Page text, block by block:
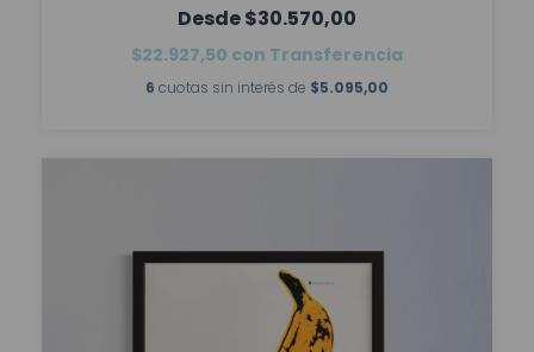
$30.570,00
$22.927,50 con Transferencia
6 cuotas sin interés de $5.095,00